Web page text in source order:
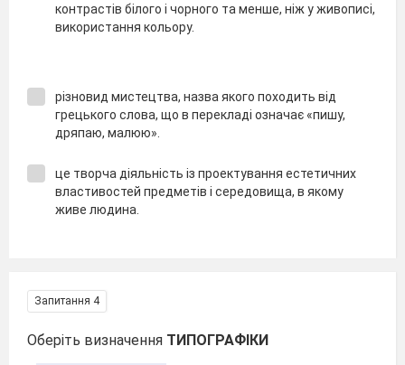
контрастів білого і чорного та менше, ніж у живописі,
використання кольору.
різновид мистецтва, назва якого походить від
грецького слова, що в перекладі означає «пишу,
дряпаю, малюю».
це творча діяльність із проектування естетичних
властивостей предметів і середовища, в якому
живе людина.
Запитання 4
Оберіть визначення ТИПОГРАФІКИ